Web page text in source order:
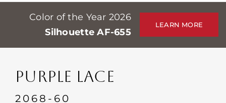
Professionals
Stores
События
Color of the Year 2026
Silhouette AF-655
LEARN MORE
PURPLE LACE
2068-60